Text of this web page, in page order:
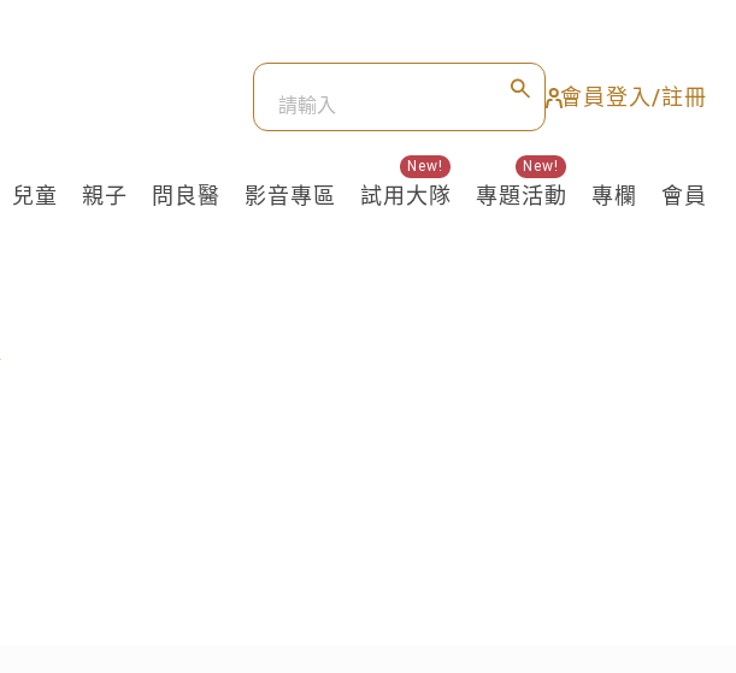
會員登入/註冊
兒童 親子 問良醫 影音專區 試用大隊
New!
專題活動
New!
專欄 會員